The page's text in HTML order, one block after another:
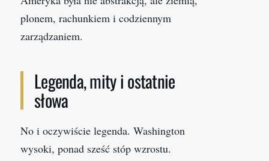
plonem, rachunkiem i codziennym
zarządzaniem.
Legenda, mity i ostatnie
słowa
No i oczywiście legenda. Washington
wysoki, ponad sześć stóp wzrostu.